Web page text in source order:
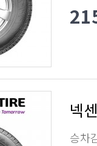
넥
승차